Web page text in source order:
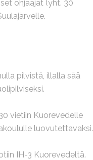
ohjaajat (yht. 30
pilvistä, illalla sää
vietiin Kuorevedelle
luovutettavaksi.
IH-3 Kuorevedeltä.